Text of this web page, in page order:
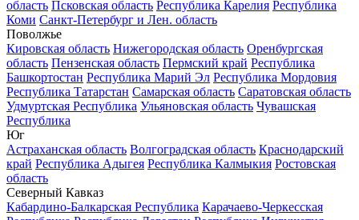
область Псковская область Республика Карелия Республика
Коми Санкт-Петербург и Лен. область
Поволжье
Кировская область Нижегородская область Оренбургская
область Пензенская область Пермский край Республика
Башкортостан Республика Марий Эл Республика Мордовия
Республика Татарстан Самарская область Саратовская область
Удмуртская Республика Ульяновская область Чувашская
Республика
Юг
Астраханская область Волгоградская область Краснодарский
край Республика Адыгея Республика Калмыкия Ростовская
область
Северный Кавказ
Кабардино-Балкарская Республика Карачаево-Черкесская